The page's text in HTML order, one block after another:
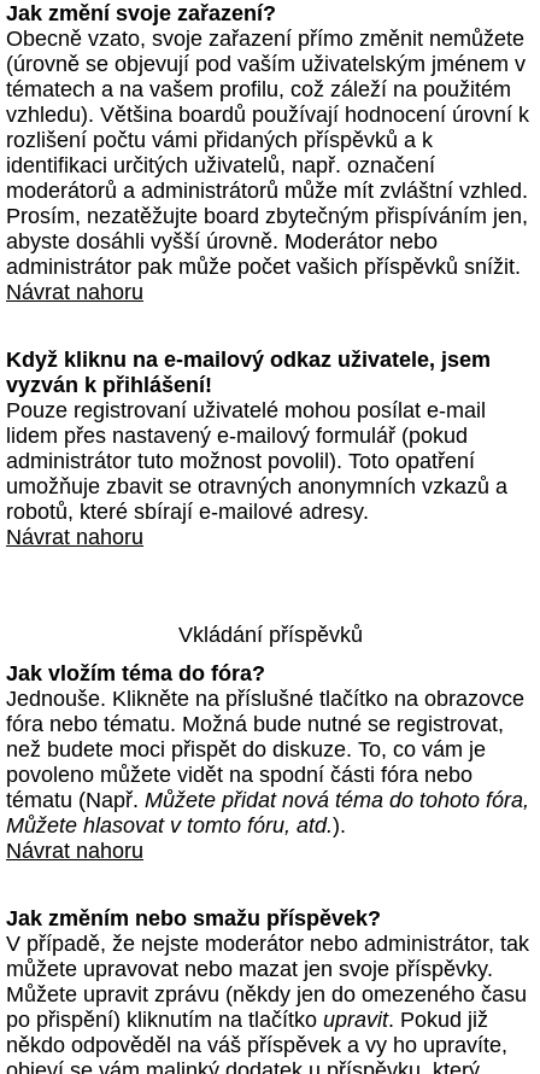
Jak změní svoje zařazení?
Obecně vzato, svoje zařazení přímo změnit nemůžete
(úrovně se objevují pod vaším uživatelským jménem v
tématech a na vašem profilu, což záleží na použitém
vzhledu). Většina boardů používají hodnocení úrovní k
rozlišení počtu vámi přidaných příspěvků a k
identifikaci určitých uživatelů, např. označení
moderátorů a administrátorů může mít zvláštní vzhled.
Prosím, nezatěžujte board zbytečným přispíváním jen,
abyste dosáhli vyšší úrovně. Moderátor nebo
administrátor pak může počet vašich příspěvků snížit.
Návrat nahoru
Když kliknu na e-mailový odkaz uživatele, jsem
vyzván k přihlášení!
Pouze registrovaní uživatelé mohou posílat e-mail
lidem přes nastavený e-mailový formulář (pokud
administrátor tuto možnost povolil). Toto opatření
umožňuje zbavit se otravných anonymních vzkazů a
robotů, které sbírají e-mailové adresy.
Návrat nahoru
Vkládání příspěvků
Jak vložím téma do fóra?
Jednouše. Klikněte na příslušné tlačítko na obrazovce
fóra nebo tématu. Možná bude nutné se registrovat,
než budete moci přispět do diskuze. To, co vám je
povoleno můžete vidět na spodní části fóra nebo
tématu (Např. Můžete přidat nová téma do tohoto fóra,
Můžete hlasovat v tomto fóru, atd.).
Návrat nahoru
Jak změním nebo smažu příspěvek?
V případě, že nejste moderátor nebo administrátor, tak
můžete upravovat nebo mazat jen svoje příspěvky.
Můžete upravit zprávu (někdy jen do omezeného času
po přispění) kliknutím na tlačítko upravit. Pokud již
někdo odpověděl na váš příspěvek a vy ho upravíte,